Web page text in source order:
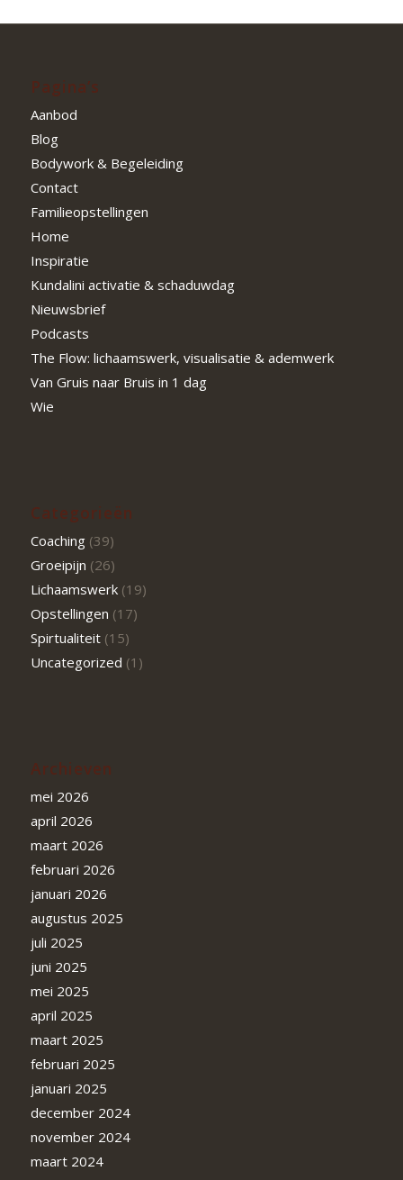
Pagina’s
Aanbod
Blog
Bodywork & Begeleiding
Contact
Familieopstellingen
Home
Inspiratie
Kundalini activatie & schaduwdag
Nieuwsbrief
Podcasts
The Flow: lichaamswerk, visualisatie & ademwerk
Van Gruis naar Bruis in 1 dag
Wie
Categorieën
Coaching(39)
Groeipijn (26)
Lichaamswerk(19)
Opstellingen (17)
Spirtualiteit(15)
Uncategorized (1)
Archieven
mei 2026
april 2026
maart 2026
februari 2026
januari 2026
augustus 2025
juli 2025
juni 2025
mei 2025
april 2025
maart 2025
februari 2025
januari 2025
december 2024
november 2024
maart 2024